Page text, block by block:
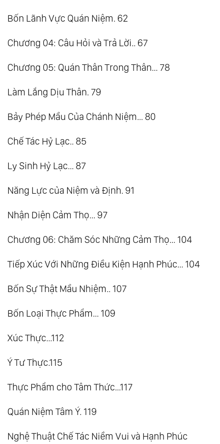
Bốn Lãnh Vực Quán Niệm. 62
Chương 04: Câu Hỏi và Trả Lời.. 67
Chương 05: Quán Thân Trong Thân... 78
Làm Lắng Dịu Thân. 79
Bảy Phép Mầu Của Chánh Niệm... 80
Chế Tác Hỷ Lạc.. 85
Ly Sinh Hỷ Lạc... 87
Năng Lực của Niệm và Định. 91
Nhận Diện Cảm Thọ... 97
Chương 06: Chăm Sóc Những Cảm Thọ... 104
Tiếp Xúc Với Những Điều Kiện Hạnh Phúc... 104
Bốn Sự Thật Mầu Nhiệm.. 107
Bốn Loại Thực Phẩm... 109
Xúc Thực...112
Ý Tư Thực.115
Thực Phẩm cho Tâm Thức...117
Quán Niệm Tâm Ý. 119
Nghệ Thuật Chế Tác Niềm Vui và Hạnh Phúc